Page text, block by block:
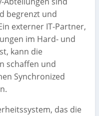
begrenzt und
externer IT-Partner,
im Hard- und
kann die
schaffen und
Synchronized
das die